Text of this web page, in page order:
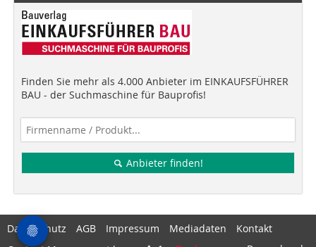
Finden Sie mehr als 4.000 Anbieter im EINKAUFSFÜHRER
BAU - der Suchmaschine für Bauprofis!
Anbieter finden!
Datenschutz AGB Impressum Mediadaten
Kontakt